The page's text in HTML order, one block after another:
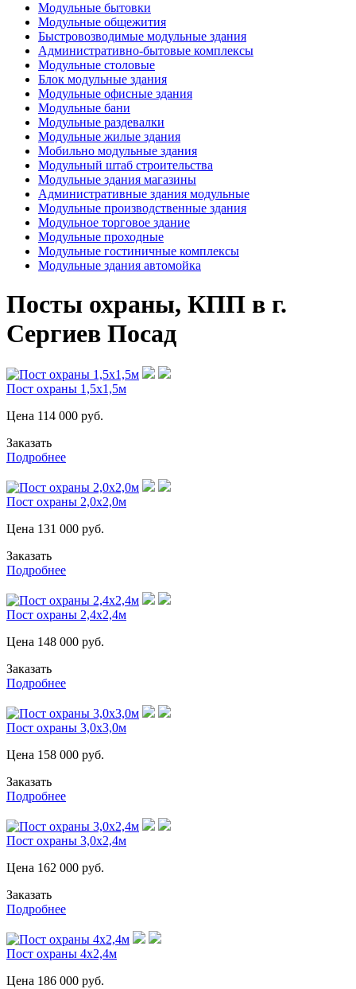
Модульные бытовки
Модульные общежития
Быстровозводимые модульные здания
Административно-бытовые комплексы
Модульные столовые
Блок модульные здания
Модульные офисные здания
Модульные бани
Модульные раздевалки
Модульные жилые здания
Мобильно модульные здания
Модульный штаб строительства
Модульные здания магазины
Административные здания модульные
Модульные производственные здания
Модульное торговое здание
Модульные проходные
Модульные гостиничные комплексы
Модульные здания автомойка
Посты охраны, КПП в г.
Сергиев Посад
Пост охраны 1,5х1,5м
Цена 114 000 руб.
Заказать
Подробнее
Пост охраны 2,0х2,0м
Цена 131 000 руб.
Заказать
Подробнее
Пост охраны 2,4х2,4м
Цена 148 000 руб.
Заказать
Подробнее
Пост охраны 3,0х3,0м
Цена 158 000 руб.
Заказать
Подробнее
Пост охраны 3,0х2,4м
Цена 162 000 руб.
Заказать
Подробнее
Пост охраны 4х2,4м
Цена 186 000 руб.